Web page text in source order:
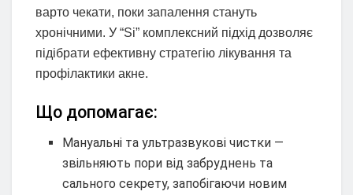
варто чекати, поки запалення стануть
хронічними. У “Si” комплексний підхід дозволяє
підібрати ефективну стратегію лікування та
профілактики акне.
Що допомагає:
Мануальні та ультразвукові чистки —
звільняють пори від забруднень та
сального секрету, запобігаючи новим